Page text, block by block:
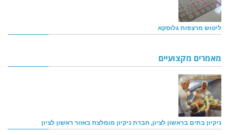
ליטוש מרצפות גלוסקא
מאמרים מקצועיים
ניקיון בתים בראשון לציון, חברת ניקיון מומלצת באזור ראשון לציון